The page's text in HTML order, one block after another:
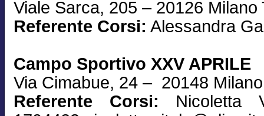
Viale Sarca, 205 – 20126 Milano
Referente Corsi: Alessandra
Campo Sportivo XXV APRILE
Via Cimabue, 24 – 20148 Milano
Referente Corsi: Nicoletta